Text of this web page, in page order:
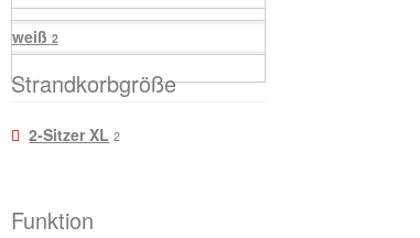
weiß 2
Strandkorbgröße
2-Sitzer XL 2
Funktion